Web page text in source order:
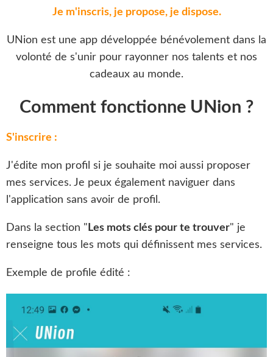
Je m'inscris, je propose, je dispose.
UNion est une app développée bénévolement dans la
volonté de s'unir pour rayonner nos talents et nos
cadeaux au monde.
Comment fonctionne UNion ?
S'inscrire :
J'édite mon profil si je souhaite moi aussi proposer
mes services. Je peux également naviguer dans
l'application sans avoir de profil.
Dans la section " Les mots clés pour te trouver" je
renseigne tous les mots qui définissent mes services.
Exemple de profile édité :